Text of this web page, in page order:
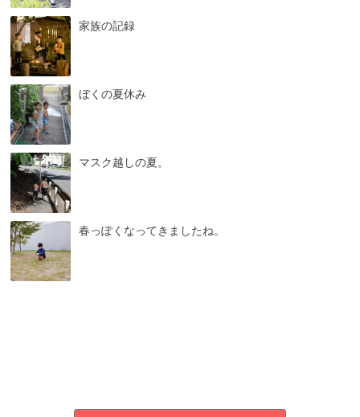
家族の記録
ぼくの夏休み
マスク越しの夏。
春っぽくなってきましたね。